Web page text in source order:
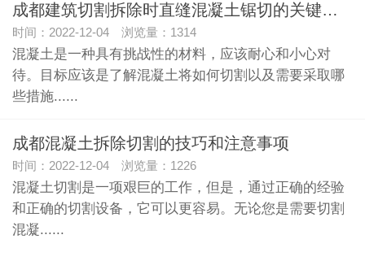
成都建筑切割拆除时直缝混凝土锯切的关键技巧
时间：2022-12-04 浏览量：1314
混凝土是一种具有挑战性的材料，应该耐心和小心对
待。目标应该是了解混凝土将如何切割以及需要采取哪
些措施......
成都混凝土拆除切割的技巧和注意事项
时间：2022-12-04 浏览量：1226
混凝土切割是一项艰巨的工作，但是，通过正确的经验
和正确的切割设备，它可以更容易。无论您是需要切割
混凝......